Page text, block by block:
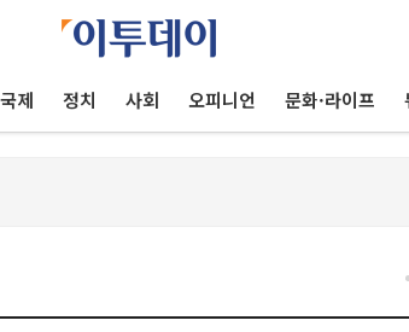
국제 정치 사회 오피니언 문화·라이프